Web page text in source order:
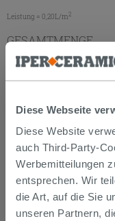
Diese Webseite
Diese Website
auch Third-Party-
Werbemitteilungen
entsprechen. Wir
die Art, auf die Sie
unseren Partnern,
Leistung = 0,20L/m2
GESAMTMENGE
ZUM
Paint
DatenblattPaint
DatenblattSmalto